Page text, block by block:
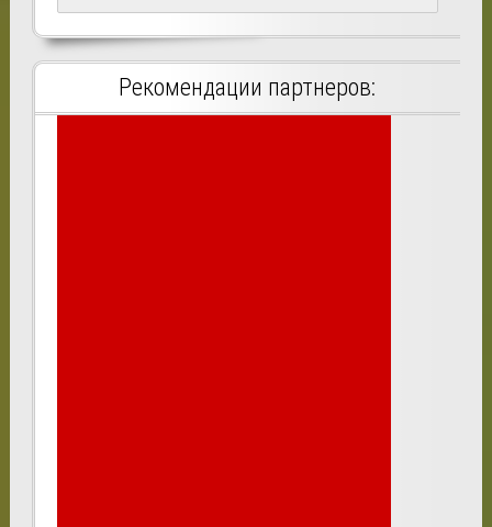
Рекомендации партнеров: